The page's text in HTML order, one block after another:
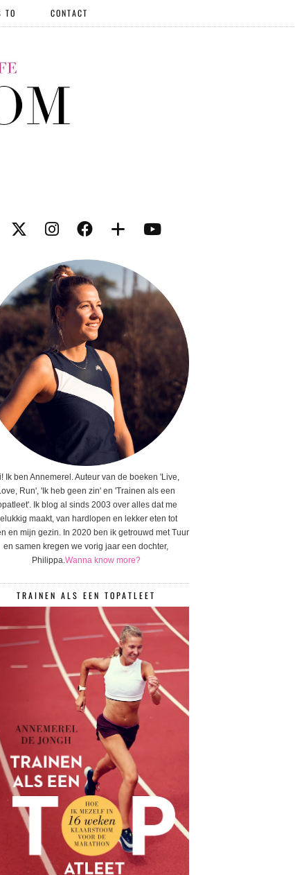
TO CONTACT
Ik ben Annemerel. Auteur van de boeken 'Live,
Run', 'Ik heb geen zin' en 'Trainen als een
Ik blog al sinds 2003 over alles dat me
maakt, van hardlopen en lekker eten tot
en mijn gezin. In 2020 ben ik getrouwd met Tuur
en samen kregen we vorig jaar een dochter,
Philippa.Wanna know more?
TRAINEN ALS EEN TOPATLEET